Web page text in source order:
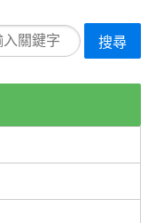
搜尋